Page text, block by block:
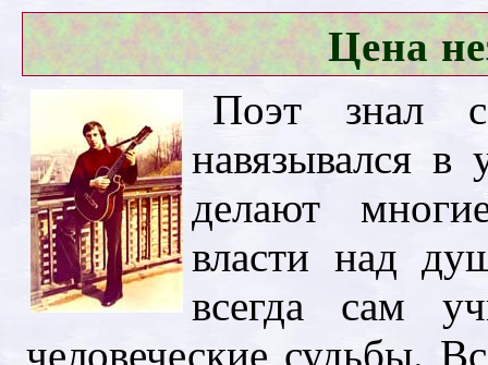
Цена
Поэт знал
навязывался в
делают
власти над
всегда сам
человеческие судьбы.